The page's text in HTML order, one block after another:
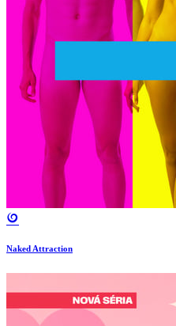
Naked Attraction